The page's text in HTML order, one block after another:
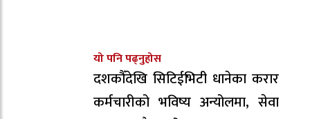
यो पनि पढ्नुहोस
दशकौँदेखि सिटिईभिटी धानेका करार
कर्मचारीको भविष्य अन्योलमा, सेवा